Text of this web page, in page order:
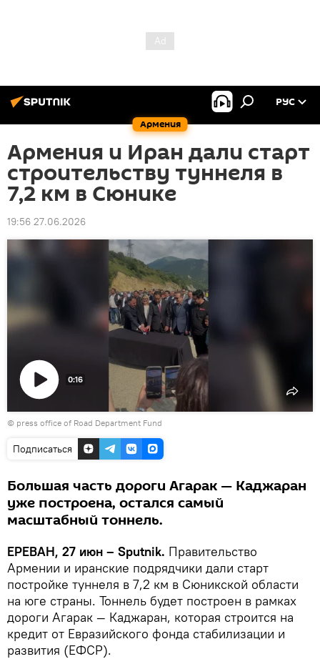
Армения
РУС
Армения и Иран дали старт
строительству туннеля в
7,2 км в Сюнике
19:56 27.06.2026
Воспроизвести
видео
0:16
© press office of Road Department Fund
Подписаться
Большая часть дороги Агарак — Каджаран
уже построена, остался самый
масштабный тоннель.
ЕРЕВАН, 27 июн – Sputnik. Правительство
Армении и иранские подрядчики дали старт
постройке туннеля в 7,2 км в Сюникской области
на юге страны. Тоннель будет построен в рамках
дороги Агарак — Каджаран, которая строится на
кредит от Евразийского фонда стабилизации и
развития (ЕФСР).